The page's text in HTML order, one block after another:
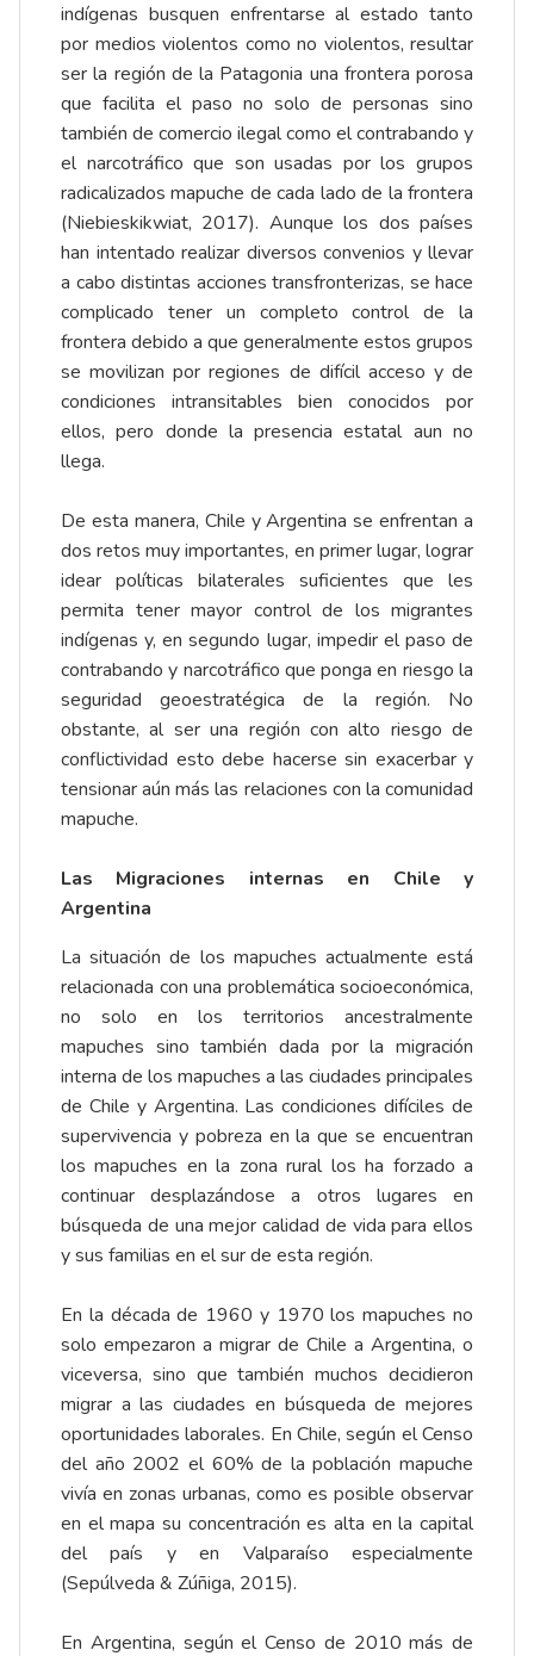
indígenas busquen enfrentarse al estado tanto
por medios violentos como no violentos, resultar
ser la región de la Patagonia una frontera porosa
que facilita el paso no solo de personas sino
también de comercio ilegal como el contrabando y
el narcotráfico que son usadas por los grupos
radicalizados mapuche de cada lado de la frontera
(Niebieskikwiat, 2017). Aunque los dos países
han intentado realizar diversos convenios y llevar
a cabo distintas acciones transfronterizas, se hace
complicado tener un completo control de la
frontera debido a que generalmente estos grupos
se movilizan por regiones de difícil acceso y de
condiciones intransitables bien conocidos por
ellos, pero donde la presencia estatal aun no
llega.
De esta manera, Chile y Argentina se enfrentan a
dos retos muy importantes, en primer lugar, lograr
idear políticas bilaterales suficientes que les
permita tener mayor control de los migrantes
indígenas y, en segundo lugar, impedir el paso de
contrabando y narcotráfico que ponga en riesgo la
seguridad geoestratégica de la región. No
obstante, al ser una región con alto riesgo de
conflictividad esto debe hacerse sin exacerbar y
tensionar aún más las relaciones con la comunidad
mapuche.
Las Migraciones internas en Chile y
Argentina
La situación de los mapuches actualmente está
relacionada con una problemática socioeconómica,
no solo en los territorios ancestralmente
mapuches sino también dada por la migración
interna de los mapuches a las ciudades principales
de Chile y Argentina. Las condiciones difíciles de
supervivencia y pobreza en la que se encuentran
los mapuches en la zona rural los ha forzado a
continuar desplazándose a otros lugares en
búsqueda de una mejor calidad de vida para ellos
y sus familias en el sur de esta región.
En la década de 1960 y 1970 los mapuches no
solo empezaron a migrar de Chile a Argentina, o
viceversa, sino que también muchos decidieron
migrar a las ciudades en búsqueda de mejores
oportunidades laborales. En Chile, según el Censo
del año 2002 el 60% de la población mapuche
vivía en zonas urbanas, como es posible observar
en el mapa su concentración es alta en la capital
del país y en Valparaíso especialmente
(Sepúlveda & Zúñiga, 2015).
En Argentina, según el Censo de 2010 más de